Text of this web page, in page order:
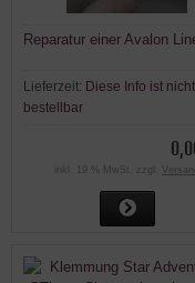
Reparatur einer Avalon
Lieferzeit: Diese Info ist nicht
bestellbar
inkl. 19 % MwSt. zzgl.